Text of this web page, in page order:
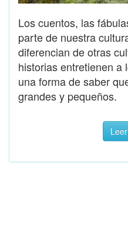
Los cuentos, las
parte de nuestra
diferencian de otras
historias entretienen a
una forma de saber
grandes y pequeños.